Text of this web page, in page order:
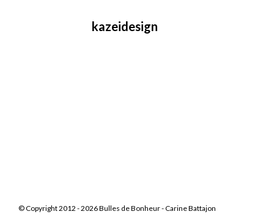
kazeidesign
© Copyright 2012 - 2026 Bulles de Bonheur -Carine Battajon